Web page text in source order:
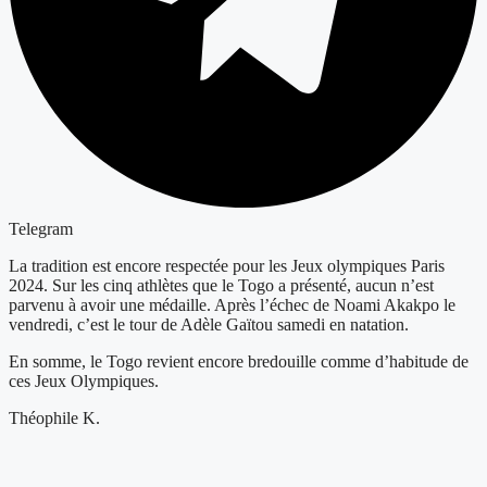
Telegram
La tradition est encore respectée pour les Jeux olympiques Paris
2024. Sur les cinq athlètes que le Togo a présenté, aucun n’est
parvenu à avoir une médaille. Après l’échec de Noami Akakpo le
vendredi, c’est le tour de Adèle Gaïtou samedi en natation.
En somme, le Togo revient encore bredouille comme d’habitude de
ces Jeux Olympiques.
Théophile K.